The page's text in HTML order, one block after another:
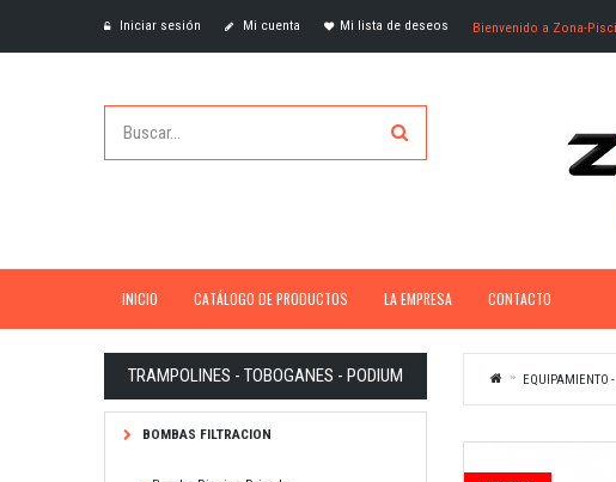
Iniciar sesión Mi cuenta Mi lista de deseos Bienvenido a Zona-
INICIO CATÁLOGO DE PRODUCTOS LA EMPRESA CONTACTO
TRAMPOLINES - TOBOGANES - PODIUM
BOMBAS FILTRACION
EQUIPAMIENTO